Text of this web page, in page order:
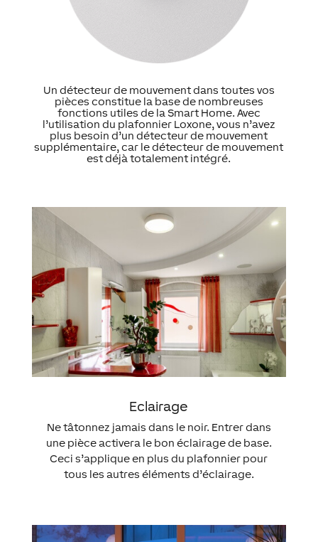
Un détecteur de mouvement dans toutes vos
pièces constitue la base de nombreuses
fonctions utiles de la Smart Home. Avec
l’utilisation du plafonnier Loxone, vous n’avez
plus besoin d’un détecteur de mouvement
supplémentaire, car le détecteur de mouvement
est déjà totalement intégré.
Eclairage
Ne tâtonnez jamais dans le noir. Entrer dans
une pièce activera le bon éclairage de base.
Ceci s’applique en plus du plafonnier pour
tous les autres éléments d’éclairage.